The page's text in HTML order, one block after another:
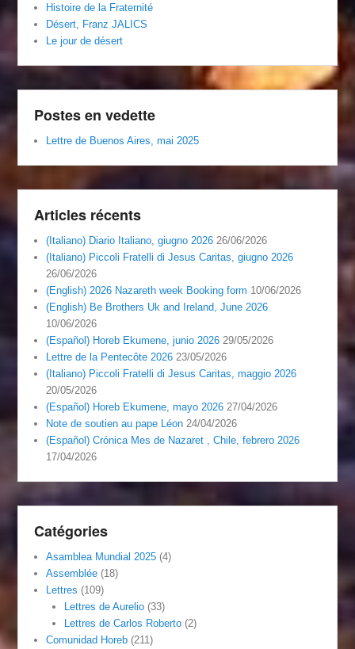
Histoire de la Fraternité
Désert, Franz JALICS
Le jour de désert
Postes en vedette
Lettre de Buenos Aires, mai 2025
Articles récents
(Italiano) Diario Italiano, giugno 2026 26/06/2026
(Italiano) Piccoli Fratelli di Jesus Caritas, giugno 2026
26/06/2026
(English) 2026 Nazareth week Booking form 10/06/2026
(English) Be Brothers Uk and Ireland, June 2026
10/06/2026
(Español) Horeb Ekumene, junio 2026 29/05/2026
Lettre de la Pentecôte 2026 23/05/2026
(Italiano) Piccoli Fratelli di Jesus Caritas, maggio 2026
20/05/2026
(Español) Horeb Ekumene, mayo 2026 27/04/2026
Note de soutien au pape Léon 24/04/2026
(Español) Crónica Mes de Nazaret , Chile, febrero 2026
17/04/2026
Catégories
Asamblea Mundial 2025 (4)
Assemblée (18)
Lettres (109)
Lettres de Aurelio(33)
Lettres de Carlos Roberto(2)
Comunidad Horeb (211)